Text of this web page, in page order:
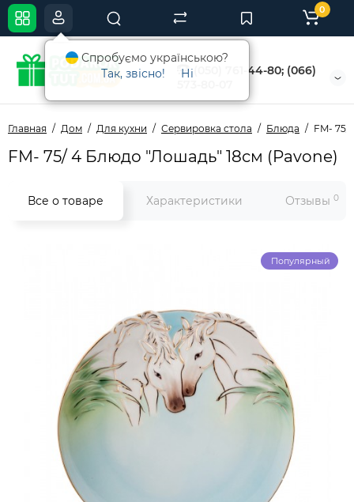
(050) 761-44-80; (066)
0
Главная Дом Для кухни Сервировка стола Блюда FM- 75/
FM- 75/ 4 Блюдо "Лошадь" 18см (Pavone)
Все о товаре Характеристики Отзывы 0
Популярный
Спробуємо українською?
Так, звісно!
Ні